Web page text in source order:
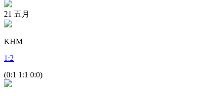
21 五月
KHM
1 :2
(0:1 1:1 0:0)